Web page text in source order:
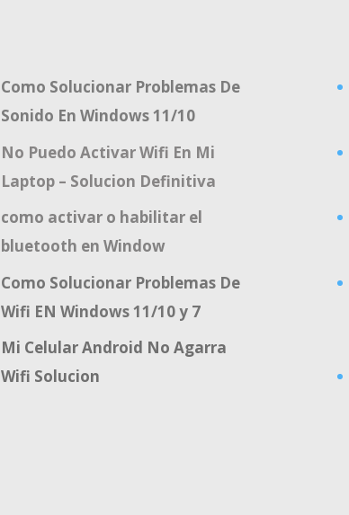
Como Solucionar Problemas De
Sonido En Windows 11/10
No Puedo Activar Wifi En Mi
Laptop – Solucion Definitiva
como activar o habilitar el
bluetooth en Window
Como Solucionar Problemas De
Wifi EN Windows 11/10 y 7
Mi Celular Android No Agarra
Wifi Solucion